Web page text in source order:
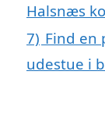
Halsnæs
7) Find en
udestue i